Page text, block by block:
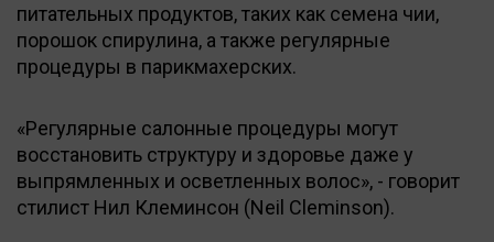
питательных продуктов, таких как семена чии,
порошок спирулина, а также регулярные
процедуры в парикмахерских.
«Регулярные салонные процедуры могут
восстановить структуру и здоровье даже у
выпрямленных и осветленных волос», - говорит
стилист Нил Клеминсон (Neil Cleminson).